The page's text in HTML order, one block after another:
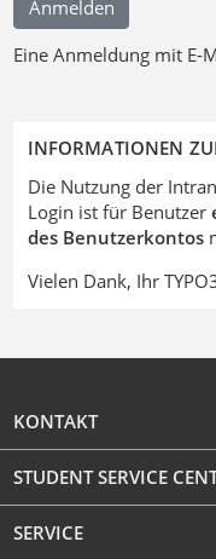
Eine Anmeldung mit E-
INFORMATIONEN
Die Nutzung der
Login ist für Benutzer
des Benutzerkontos
Vielen Dank, Ihr
KONTAKT
STUDENT SERVICE
SERVICE